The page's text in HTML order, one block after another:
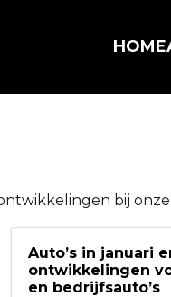
HOME
bij
Auto’s in januari
ontwikkelingen
en bedrijfsauto’s